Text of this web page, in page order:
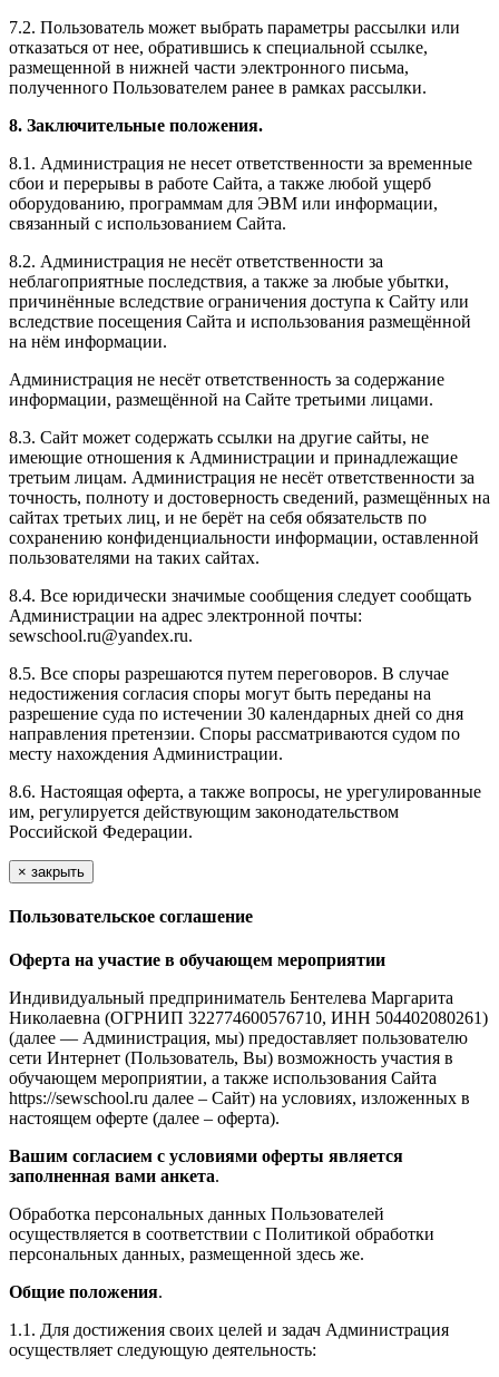
7.2. Пользователь может выбрать параметры рассылки или
отказаться от нее, обратившись к специальной ссылке,
размещенной в нижней части электронного письма,
полученного Пользователем ранее в рамках рассылки.
8. Заключительные положения.
8.1. Администрация не несет ответственности за временные
сбои и перерывы в работе Сайта, а также любой ущерб
оборудованию, программам для ЭВМ или информации,
связанный с использованием Сайта.
8.2. Администрация не несёт ответственности за
неблагоприятные последствия, а также за любые убытки,
причинённые вследствие ограничения доступа к Сайту или
вследствие посещения Сайта и использования размещённой
на нём информации.
Администрация не несёт ответственность за содержание
информации, размещённой на Сайте третьими лицами.
8.3. Сайт может содержать ссылки на другие сайты, не
имеющие отношения к Администрации и принадлежащие
третьим лицам. Администрация не несёт ответственности за
точность, полноту и достоверность сведений, размещённых на
сайтах третьих лиц, и не берёт на себя обязательств по
сохранению конфиденциальности информации, оставленной
пользователями на таких сайтах.
8.4. Все юридически значимые сообщения следует сообщать
Администрации на адрес электронной почты:
sewschool.ru@yandex.ru.
8.5. Все споры разрешаются путем переговоров. В случае
недостижения согласия споры могут быть переданы на
разрешение суда по истечении 30 календарных дней со дня
направления претензии. Споры рассматриваются судом по
месту нахождения Администрации.
8.6. Настоящая оферта, а также вопросы, не урегулированные
им, регулируется действующим законодательством
Российской Федерации.
× закрыть
Пользовательское соглашение
Оферта на участие в обучающем мероприятии
Индивидуальный предприниматель Бентелева Маргарита
Николаевна (ОГРНИП 322774600576710, ИНН 504402080261)
(далее — Администрация, мы) предоставляет пользователю
сети Интернет (Пользователь, Вы) возможность участия в
обучающем мероприятии, а также использования Сайта
https://sewschool.ru далее – Сайт) на условиях, изложенных в
настоящем оферте (далее – оферта).
Вашим согласием с условиями оферты является
заполненная вами анкета.
Обработка персональных данных Пользователей
осуществляется в соответствии с Политикой обработки
персональных данных, размещенной здесь же.
Общие положения.
1.1. Для достижения своих целей и задач Администрация
осуществляет следующую деятельность: